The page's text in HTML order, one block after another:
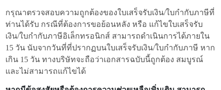
กรุณาตรวจสอบความถูกต้องของใบเสร็จรับเงิน/ใบกำกับภาษีที่
ท่านได้รับ กรณีที่ต้องการขอย้อนหลัง หรือ แก้ไขใบเสร็จรับ
เงิน/ใบกำกับภาษีอิเล็กทรอนิกส์ สามารถดำเนินการได้ภายใน
15 วัน นับจากวันที่ที่ปรากฏบนใบเสร็จรับเงิน/ใบกำกับภาษี หาก
เกิน 15 วัน ทางบริษัทจะถือว่าเอกสารฉบับนี้ถูกต้อง สมบูรณ์
และไม่สามารถแก้ไขได้